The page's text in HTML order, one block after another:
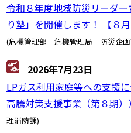
令和８年度地域防災リーダ
り塾」を開催します！ 【８
(危機管理部 危機管理局 防災企画
2026年7月23日
LPガス利用家庭等への支援
高騰対策支援事業（第８期））
理消防課)